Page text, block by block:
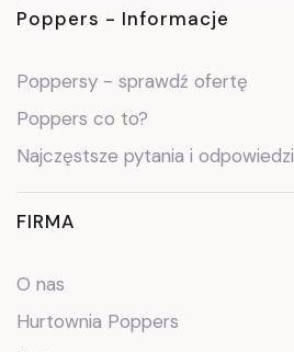
Poppers - Informacje
Poppersy - sprawdź ofertę
Poppers co to?
Najczęstsze pytania i odpowiedzi
FIRMA
O nas
Hurtownia Poppers